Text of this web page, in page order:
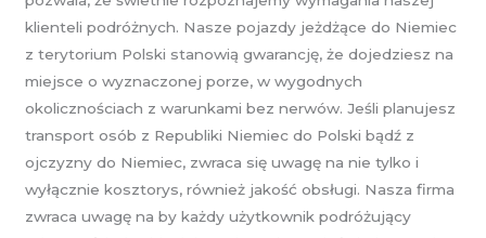
klienteli podróżnych. Nasze pojazdy jeżdżące do Niemiec
z terytorium Polski stanowią gwarancję, że dojedziesz na
miejsce o wyznaczonej porze, w wygodnych
okolicznościach z warunkami bez nerwów. Jeśli planujesz
transport osób z Republiki Niemiec do Polski bądź z
ojczyzny do Niemiec, zwraca się uwagę na nie tylko i
wyłącznie kosztorys, również jakość obsługi. Nasza firma
zwraca uwagę na by każdy użytkownik podróżujący